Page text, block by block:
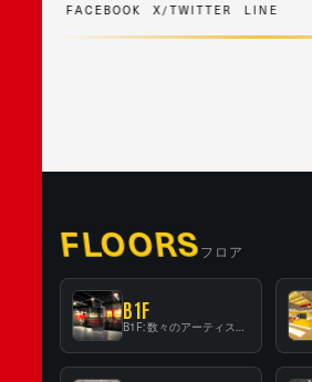
FACEBOOK X/TWITTER LI N E
FLOORSフロア
B1F